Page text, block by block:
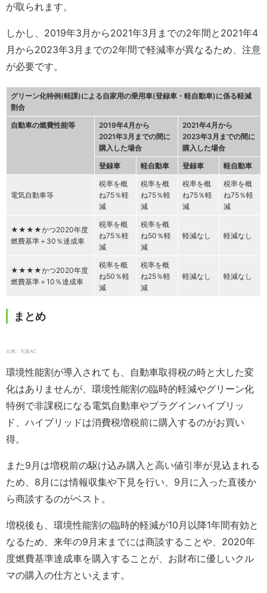
が取られます。
しかし、2019年3月から2021年3月までの2年間と2021年4
月から2023年3月までの2年間で軽減率が異なるため、注意
が必要です。
グリーン化特例(軽課)による自家用の乗用車(登録車・軽自動車)に係る軽減
割合
自動車の燃費性能等
2019年4月から
2021年3月までの間に
購入した場合
2021年4月から
2023年3月までの間に
購入した場合
登録車
軽自動車 登録車 軽自動車
電気自動車等
税率を概
ね75％軽
減
税率を概
ね75％軽
減
税率を概
ね75％軽
減
税率を概
ね75％軽
減
★★★★かつ2020年度
燃費基準＋30％達成車
税率を概
ね75％軽
減
税率を概
ね50％軽
減
軽減なし 軽減なし
★★★★かつ2020年度
燃費基準＋10％達成車
税率を概
ね50％軽
減
税率を概
ね25％軽
減
軽減なし 軽減なし
まとめ
出典：写真AC
環境性能割が導入されても、自動車取得税の時と大した変
化はありませんが、環境性能割の臨時的軽減やグリーン化
特例で非課税になる電気自動車やプラグインハイブリッ
ド、ハイブリッドは消費税増税前に購入するのがお買い
得。
また9月は増税前の駆け込み購入と高い値引率が見込まれる
ため、8月には情報収集や下見を行い、9月に入った直後か
ら商談するのがベスト。
増税後も、環境性能割の臨時的軽減が10月以降1年間有効と
なるため、来年の9月末までには商談することや、2020年
度燃費基準達成車を購入することが、お財布に優しいクル
マの購入の仕方といえます。